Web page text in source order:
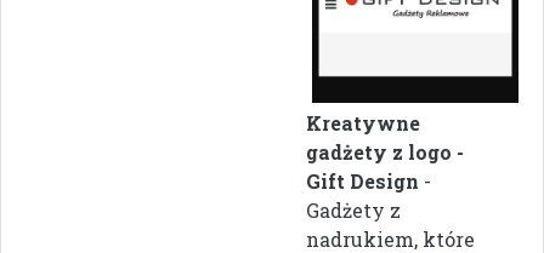
Kreatywne
gadżety z logo -
Gift Design -
Gadżety z
nadrukiem, które